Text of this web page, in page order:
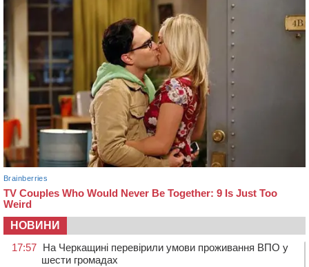
НОВИНИ
17:57 На Черкащині перевірили умови проживання ВПО у
шести громадах